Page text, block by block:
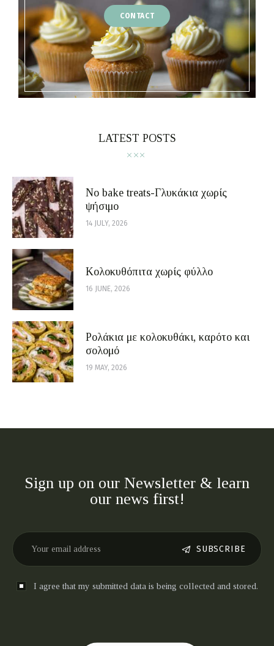
CONTACT
LATEST POSTS
No bake treats-Γλυκάκια χωρίς
ψήσιμο
14 JULY, 2026
Κολοκυθόπιτα χωρίς φύλλο
16 JUNE, 2026
Ρολάκια με κολοκυθάκι, καρότο και
σολομό
19 MAY, 2026
Sign up on our Newsletter & learn
our news first!
SUBSCRIBE
I agree that my submitted data is being collected and stored.